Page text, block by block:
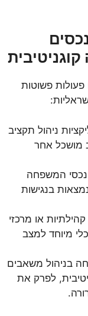
פעולות פשוטות
ניהול תקציב
מושכל אחר
נכסי המשפחה
בנגישות
או מרכזי
מיוחד למצב
בניהול משאבים
לפרק את